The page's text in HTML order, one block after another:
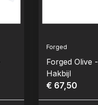
Forged
Forged Olive -
Hakbijl
€ 67,50